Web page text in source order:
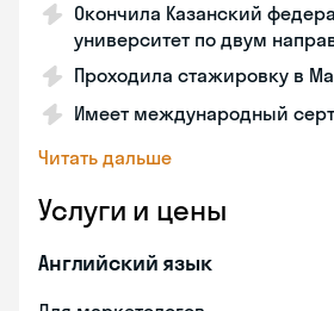
Окончила Казанский
университет по двум
Проходила стажировку в
Имеет международный
Читать дальше
Услуги и цены
Английский язык